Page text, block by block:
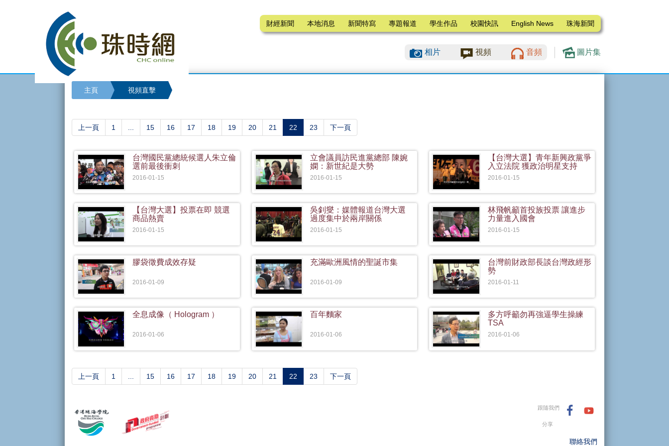
財經新聞 本地消息 新聞特寫 專題報道 學生作品 校園快訊 English News 珠海新聞
圖片集
相片 視頻 音頻
主頁 視頻直擊
上一頁 1 15 16 17 18 19 20 21 22 (current)
23 下一頁
台灣國民黨總統候選人朱立倫
選前最後衝刺
2016-01-15
立會議員訪民進黨總部 陳婉
嫻：新世紀是大勢
2016-01-15
【台灣大選】青年新興政黨爭
入立法院 獲政治明星支持
2016-01-15
【台灣大選】投票在即 競選
商品熱賣
2016-01-15
吳釗燮：媒體報道台灣大選
過度集中於兩岸關係
2016-01-15
林飛帆籲首投族投票 讓進步
力量進入國會
2016-01-15
膠袋徵費成效存疑
2016-01-09
充滿歐洲風情的聖誕市集
2016-01-09
台灣前財政部長談台灣政經形
勢
2016-01-11
全息成像（ Hologram ）
2016-01-06
百年麵家
2016-01-06
多方呼籲勿再強逼學生操練
TSA
2016-01-06
上一頁 1 15 16 17 18 19 20 21 22 (current)
23 下一頁
跟隨我們
分享
聯絡我們